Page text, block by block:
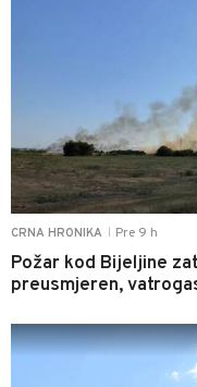
CRNA HRONIKA Pre 9 h
Požar kod Bijeljine
preusmjeren,